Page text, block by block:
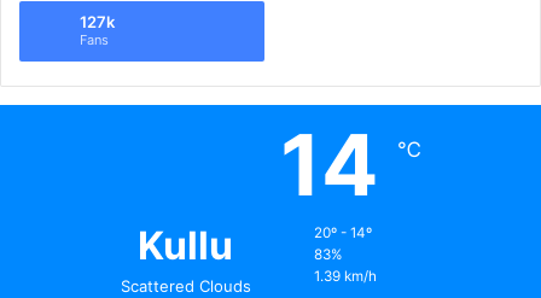
127k
Fans
Kullu
Scattered Clouds
14 ℃
20º - 14º
83%
1.39 km/h